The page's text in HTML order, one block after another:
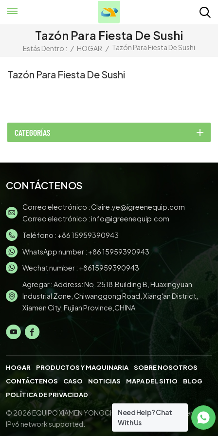
Tazón Para Fiesta De Sushi
Estás Dentro : / HOGAR / Tazón Para Fiesta De Sushi
Tazón Para Fiesta De Sushi
CATEGORÍAS
CONTÁCTENOS
Correo electrónico :Claire.ye@igreenequip.com
Correo electrónico :info@igreenequip.com
Teléfono : +86 15959390943
WhatsApp number : +86 15959390943
Wechat number : +8615959390943
Agregar : Address: No. 2518,Building B, Huaxingyuan
Industrial Zone, Chiwanggong Road, Xiang'an District,
Xiamen City, Fujian Province,CHINA
HOGAR PRODUCTOS Y MAQUINARIA
SOBRE NOSOTROS
CONTÁCTENOS
CASO NOTICIAS MAPA DEL SITIO
BLOG
POLÍTICA DE PRIVACIDAD
© 2026 EQUIPO XIAMEN YONGCHENG.,LTD. All Right Reserved.
IPv6 network supported.
Need Help? Chat
With Us